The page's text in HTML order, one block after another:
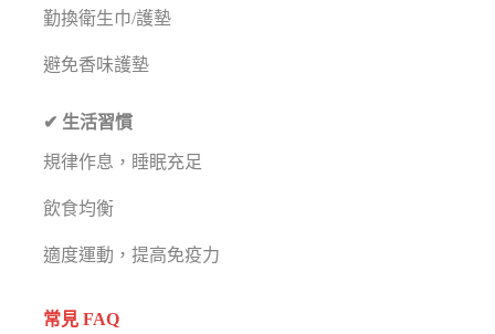
勤換衛生巾/護墊
避免香味護墊
✔ 生活習慣
規律作息，睡眠充足
飲食均衡
適度運動，提高免疫力
常見 FAQ